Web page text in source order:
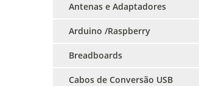
Antenas e Adaptadores
Arduino /Raspberry
Breadboards
Cabos de Conversão USB